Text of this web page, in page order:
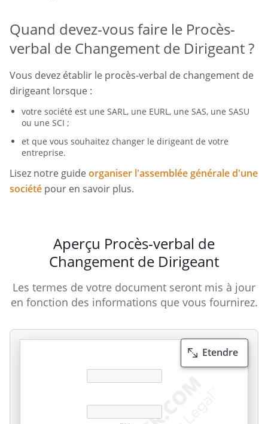
Quand devez-vous faire le Procès-
verbal de Changement de Dirigeant ?
Vous devez établir le procès-verbal de changement de
dirigeant lorsque :
votre société est une SARL, une EURL, une SAS, une SASU
ou une SCI ;
et que vous souhaitez changer le dirigeant de votre
entreprise.
Lisez notre guideorganiser l'assemblée générale d'une
société pour en savoir plus.
Aperçu Procès-verbal de
Changement de Dirigeant
Les termes de votre document seront mis à jour
en fonction des informations que vous fournirez.
Etendre